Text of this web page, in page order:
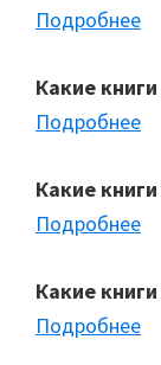
Подробнее
Какие
Подробнее
Какие
Подробнее
Какие
Подробнее